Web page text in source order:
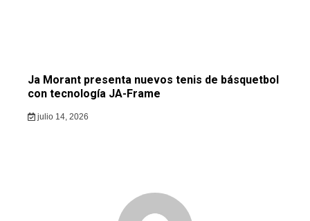
Ja Morant presenta nuevos tenis de básquetbol
con tecnología JA-Frame
julio 14, 2026